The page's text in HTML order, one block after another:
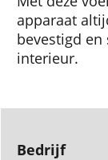
apparaat
bevestigd
interieur.
Bedrijf